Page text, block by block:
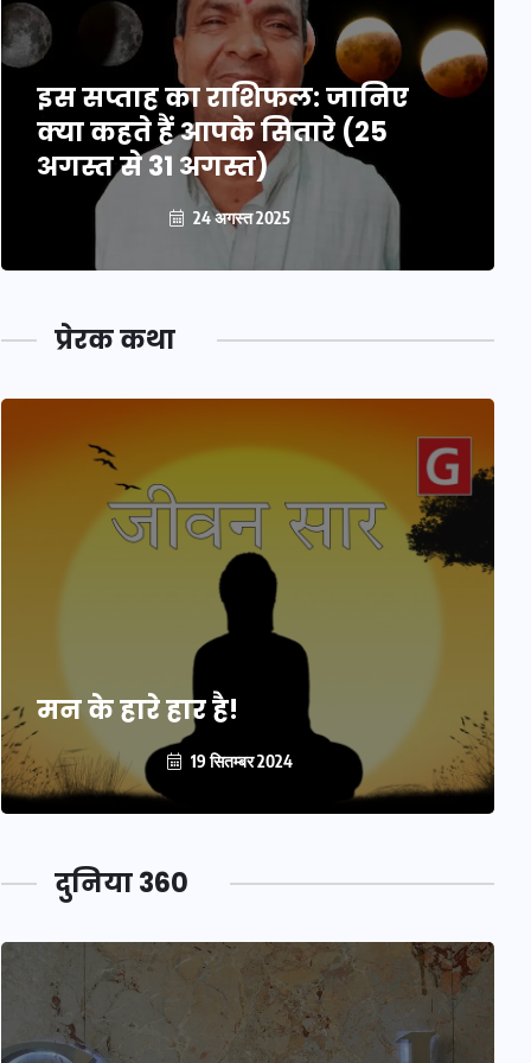
इस सप्ताह का राशिफल: जानिए
क्या कहते हैं आपके सितारे (25
अगस्त से 31 अगस्त)
24 अगस्त 2025
प्रेरक कथा
मन के हारे हार है!
19 सितम्बर 2024
दुनिया 360